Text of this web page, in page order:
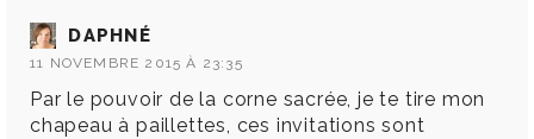
DAPHNÉ
11 NOVEMBRE 2015 À 23:35
Par le pouvoir de la corne sacrée, je te tire mon
chapeau à paillettes, ces invitations sont